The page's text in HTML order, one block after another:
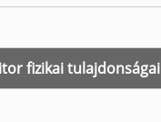
fizikai tulajdonságai